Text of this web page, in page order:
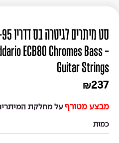
סט מיתרים
ECB80 Chromes Bass
Guitar Strings
₪237
מבצע מטורף על מחלקת
כמות